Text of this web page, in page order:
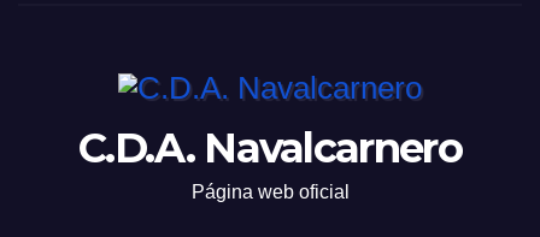
C.D.A. Navalcarnero
Página web oficial